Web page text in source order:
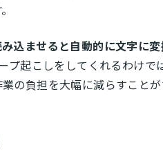
込ませると自動的に文字に
プ起こしをしてくれるわけで
の負担を大幅に減らすことが